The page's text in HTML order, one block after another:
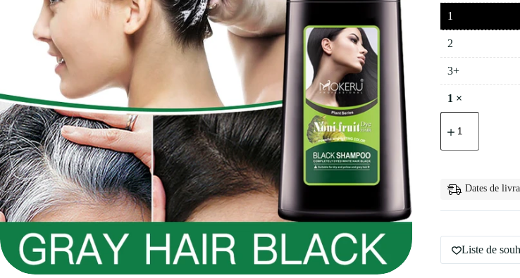
1
2
3+
1 ×
quantité
de
Mokeru
RapideDates de
Liste de